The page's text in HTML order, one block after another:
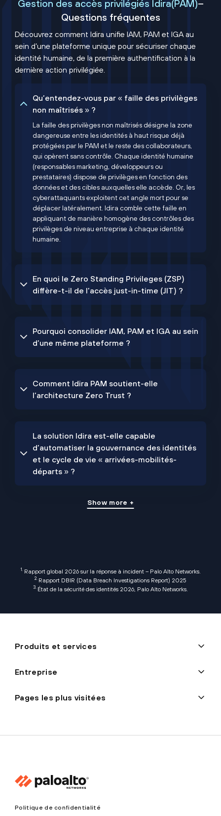
Gestion des accès privilégiés Idira(PAM)–
Questions fréquentes
Découvrez comment Idira unifie IAM, PAM et IGA au
sein d’une plateforme unique pour sécuriser chaque
identité humaine, de la première authentification à la
dernière action privilégiée.
Qu’entendez-vous par « faille des privilèges
non maîtrisés » ?
La faille des privilèges non maîtrisés désigne la zone
dangereuse entre les identités à haut risque déjà
protégées par le PAM et le reste des collaborateurs,
qui opèrent sans contrôle. Chaque identité humaine
(responsables marketing, développeurs ou
prestataires) dispose de privilèges en fonction des
données et des cibles auxquelles elle accède. Or, les
cyberattaquants exploitent cet angle mort pour se
déplacer latéralement. Idira comble cette faille en
appliquant de manière homogène des contrôles des
privilèges de niveau entreprise à chaque identité
humaine.
En quoi le Zero Standing Privileges (ZSP)
diffère-t-il de l’accès just-in-time (JIT) ?
Pourquoi consolider IAM, PAM et IGA au sein
d’une même plateforme ?
Comment Idira PAM soutient-elle
l’architecture Zero Trust ?
La solution Idira est-elle capable
d’automatiser la gouvernance des identités
et le cycle de vie « arrivées-mobilités-
départs » ?
Show more +
1. Rapport global 2026 sur la réponse à incident– Palo Alto Networks.
2. Rapport DBIR (Data Breach Investigations Report) 2025
3. État de la sécurité des identités 2026 , Palo Alto Networks.
Produits et services
Entreprise
Pages les plus visitées
Politique de confidentialité